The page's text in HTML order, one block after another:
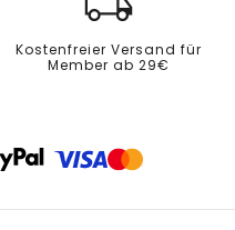
Kostenfreier Versand für
Member ab 29€